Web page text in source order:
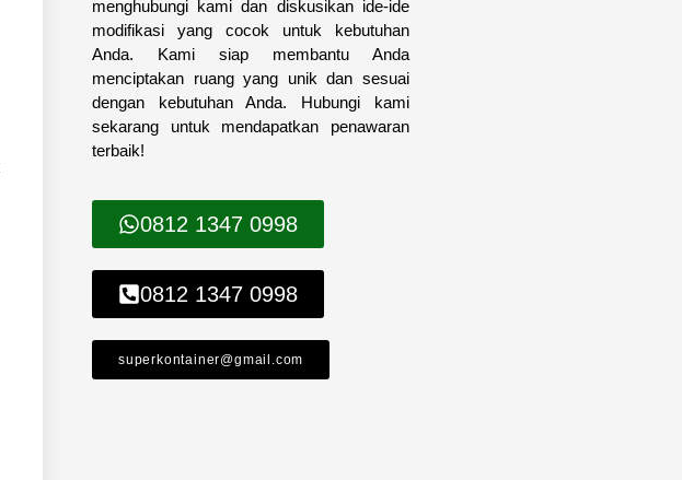
menghubungi kami dan diskusikan ide-ide
modifikasi yang cocok untuk kebutuhan
Anda. Kami siap membantu Anda
menciptakan ruang yang unik dan sesuai
dengan kebutuhan Anda. Hubungi kami
sekarang untuk mendapatkan penawaran
terbaik!
0812 1347 0998
0812 1347 0998
superkontainer@gmail.com